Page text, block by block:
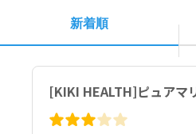
新着順
[KIKI HEALTH]ピュアマ